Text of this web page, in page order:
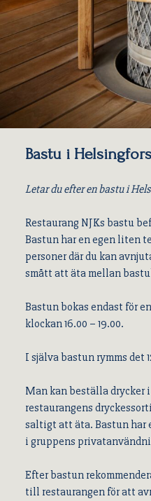
Bastu i
Letar du efter en bastu i
Restaurang NJKs bastu
Bastun har en egen liten
personer där du kan
smått att äta mellan
Bastun bokas endast för
klockan 16.00 – 19.00.
I själva bastun rymms det
Man kan beställa drycker
restaurangens
saltigt att äta. Bastun har
i gruppens
Efter bastun
till restaurangen för att